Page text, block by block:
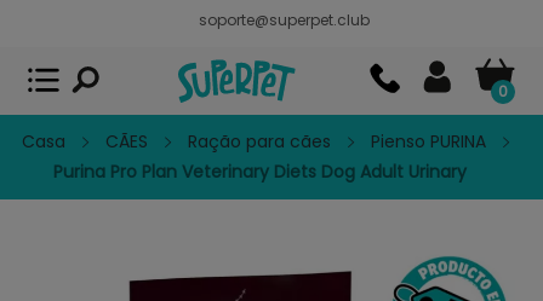
soporte@superpet.club
0
Casa CÃES Ração para cães
Pienso PURINA
Purina Pro Plan Veterinary Diets Dog Adult Urinary
Superpet, comida para mascotas
APP GRATIS - En Google Play